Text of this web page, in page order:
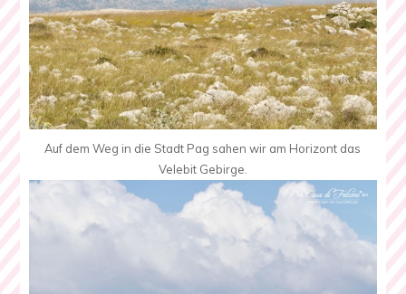
Auf dem Weg in die Stadt Pag sahen wir am Horizont das
Velebit Gebirge.